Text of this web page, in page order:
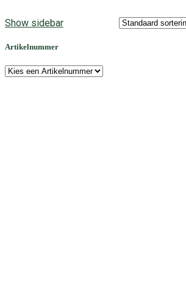
Show sidebar
Artikelnummer